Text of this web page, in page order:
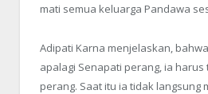
mati semua keluarga Pandawa
Adipati Karna menjelaskan,
apalagi Senapati perang, ia
perang. Saat itu ia tidak langsung